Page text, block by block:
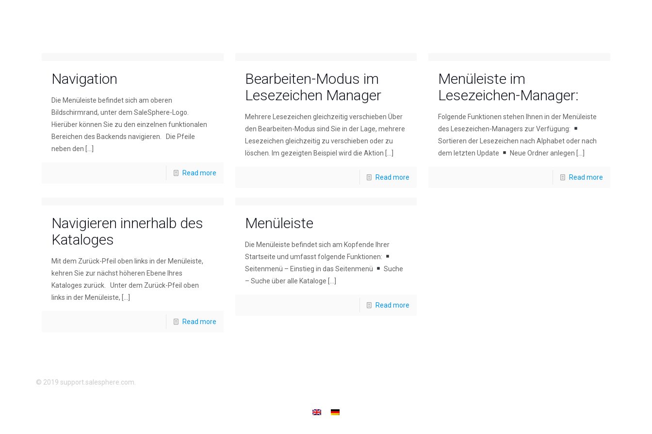
Navigation
Die Menüleiste befindet sich am oberen
Bildschirmrand, unter dem SaleSphere-Logo.
Hierüber können Sie zu den einzelnen funktionalen
Bereichen des Backends navigieren. Die Pfeile
neben den
Read more
Bearbeiten-Modus im
Lesezeichen Manager
Mehrere Lesezeichen gleichzeitig verschieben Über
den Bearbeiten-Modus sind Sie in der Lage, mehrere
Lesezeichen gleichzeitig zu verschieben oder zu
löschen. Im gezeigten Beispiel wird die Aktion
Read more
Menüleiste im
Lesezeichen-Manager:
Folgende Funktionen stehen Ihnen in der Menüleiste
des Lesezeichen-Managers zur Verfügung:
Sortieren der Lesezeichen nach Alphabet oder nach
dem letzten Update
Neue Ordner anlegen
Read more
Navigieren innerhalb des
Kataloges
Mit dem Zurück-Pfeil oben links in der Menüleiste,
kehren Sie zur nächst höheren Ebene Ihres
Kataloges zurück. Unter dem Zurück-Pfeil oben
links in der Menüleiste,
Read more
Menüleiste
Die Menüleiste befindet sich am Kopfende Ihrer
Startseite und umfasst folgende Funktionen:
Seitenmenü – Einstieg in das Seitenmenü
Suche
– Suche über alle Kataloge
Read more
© 2019 support.salesphere.com.